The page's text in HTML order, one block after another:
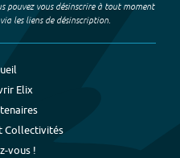
pouvez vous désinscrire à tout moment
les liens de désinscription.
Elix
Collectivités
vous !